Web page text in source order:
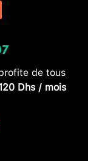
de tous
Dhs / mois